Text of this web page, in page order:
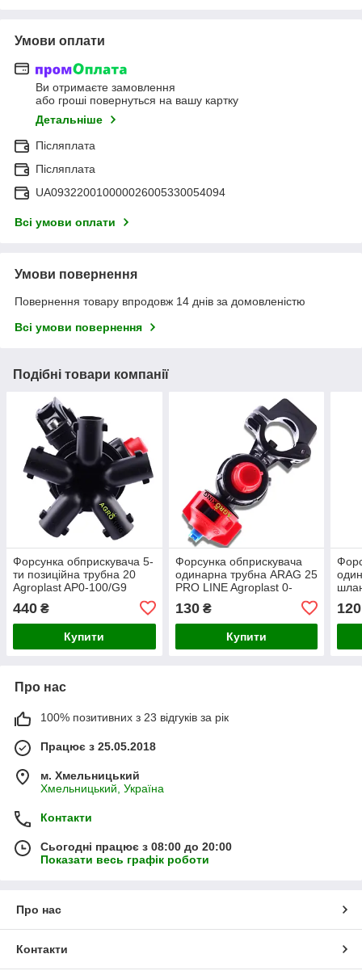
Умови оплати
Ви отримаєте замовлення
або гроші повернуться на вашу картку
Детальніше
Післяплата
Післяплата
UA093220010000026005330054094
Всі умови оплати
Умови повернення
Повернення товару впродовж 14 днів за домовленістю
Всі умови повернення
Подібні товари компанії
Форсунка обприскувача 5-
ти позиційна трубна 20
Agroplast AP0-100/G9
440 ₴
Купити
Форсунка обприскувача
одинарна трубна ARAG 25
PRO LINE Agroplast 0-
130₴
Купити
120
Про нас
100% позитивних з 23 відгуків за рік
Працює з 25.05.2018
м. Хмельницький
Хмельницький, Україна
Контакти
Сьогодні працює з 08:00 до 20:00
Показати весь графік роботи
Про нас
Контакти